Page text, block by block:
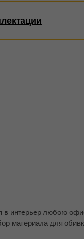
в интерьер любого
материала для